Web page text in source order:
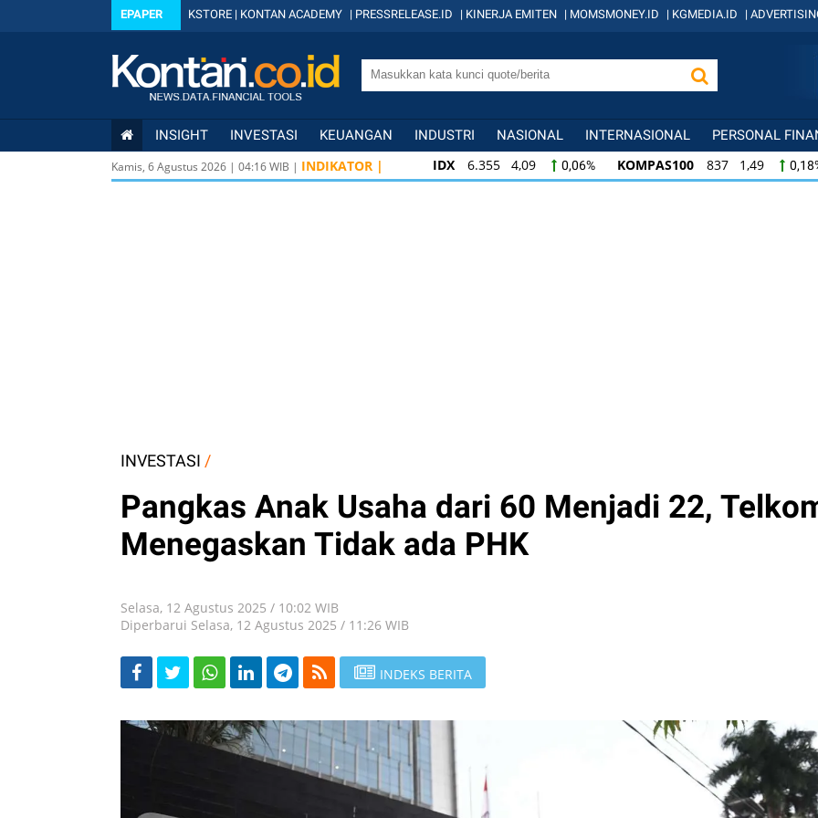
EPAPER KSTORE | KONTAN ACADEMY | PRESSRELEASE.ID | KINERJA EMITEN | MOMSMONEY.ID | KGMEDIA.ID |
INSIGHT INVESTASI KEUANGAN INDUSTRI NASIONAL INTERNASIONAL PERSONAL
Kamis, 6 Agustus 2026 | 04:16WIB | INDIKATOR | IDX 6.355 4,09 0,06% KOMPAS100 837 1,49
KOMPAS100 837 1,49 0,18% LQ45 635 0,78 0,12%
INVESTASI /
Pangkas Anak Usaha dari 60 Menjadi 22,
Menegaskan Tidak ada PHK
Selasa, 12 Agustus 2025 / 10:02 WIB
Diperbarui Selasa, 12 Agustus 2025 / 11:26 WIB
INDEKS BERITA